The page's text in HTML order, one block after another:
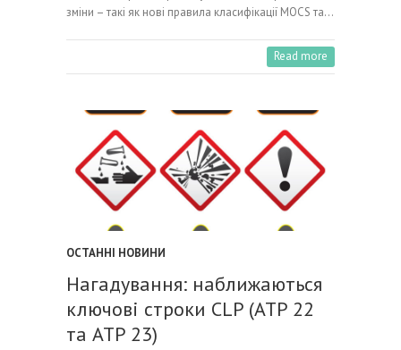
зміни – такі як нові правила класифікації MOCS та…
Read more
ОСТАННІ НОВИНИ
Нагадування: наближаються
ключові строки CLP (ATP 22
та ATP 23)